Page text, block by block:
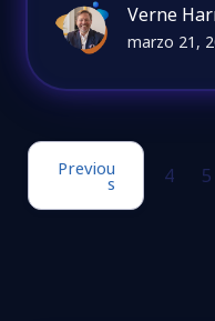
Verne
marzo 21,
Previou
s 4 5